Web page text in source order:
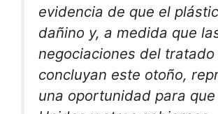
evidencia de que el
dañino y, a medida que
negociaciones del tratado
concluyan este otoño,
una oportunidad para